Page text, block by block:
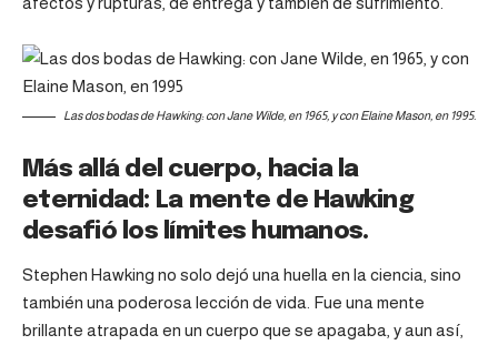
Las dos bodas de Hawking: con Jane Wilde, en 1965, y con Elaine Mason, en 1995.
Más allá del cuerpo, hacia la
eternidad: La mente de Hawking
desafió los límites humanos.
Stephen Hawking no solo dejó una huella en la ciencia, sino
también una poderosa lección de vida. Fue una mente
brillante atrapada en un cuerpo que se apagaba, y aun así,